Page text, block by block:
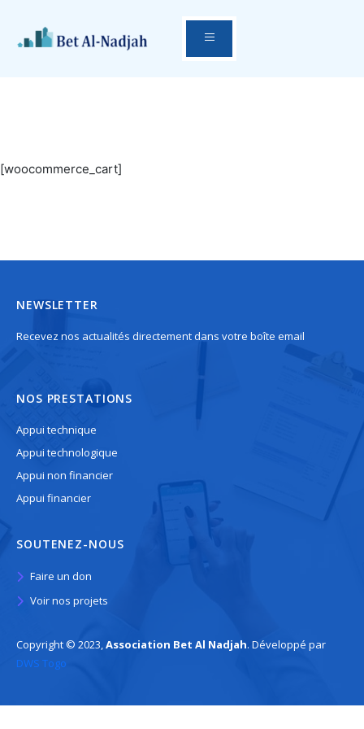
[woocommerce_cart]
Copyright © 2023,Association Bet Al Nadjah. Développé par
DWS Togo
SOUTENEZ-NOUS
Faire un don
Voir nos projets
NOS PRESTATIONS
Appui technique
Appui technologique
Appui non financier
Appui financier
NEWSLETTER
Recevez nos actualités directement dans votre boîte email